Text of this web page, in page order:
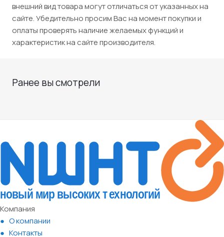
внешний вид товара могут отличаться от указанных на
сайте. Убедительно просим Вас на момент покупки и
оплаты проверять наличие желаемых функций и
характеристик на сайте производителя.
Ранее вы смотрели
Компания
О компании
Контакты